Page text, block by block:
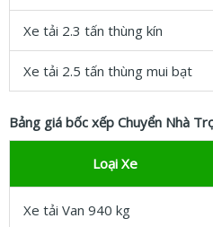
Xe tải 2.3 tấn thùng kín
Xe tải 2.5 tấn thùng mui bạt
Bảng giá bốc xếp Chuyển Nhà
Loại Xe
Xe tải Van 940 kg